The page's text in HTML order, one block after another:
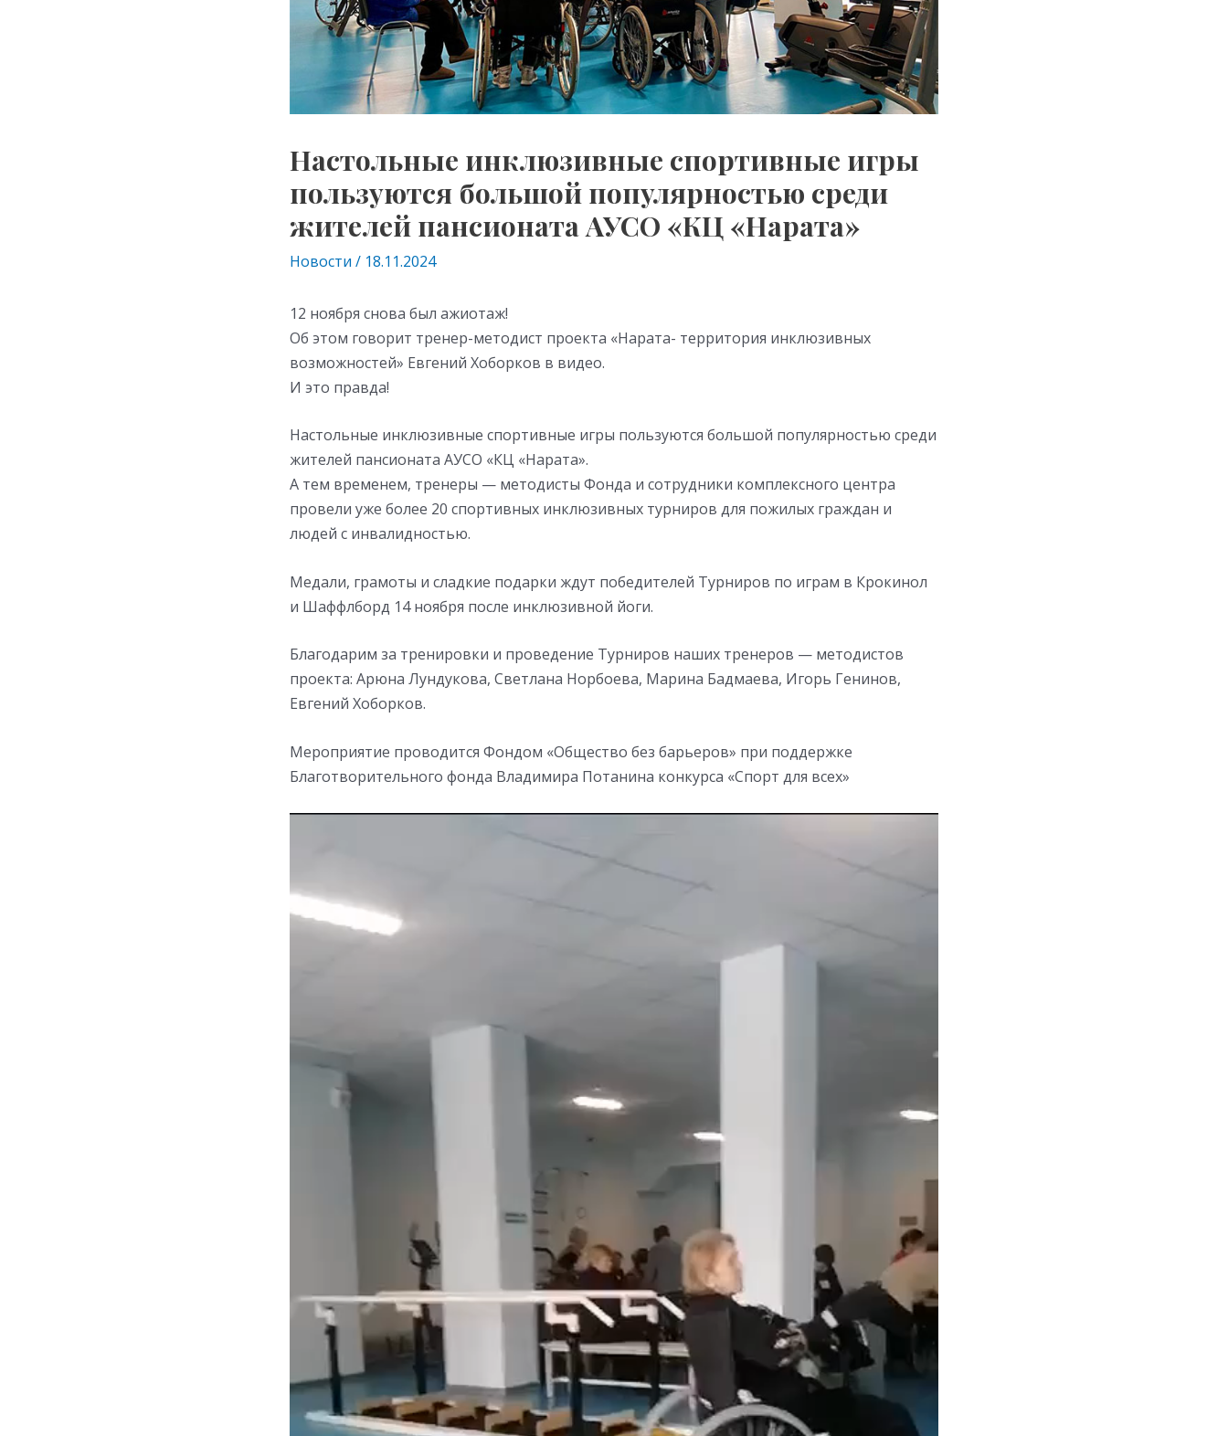
Настольные инклюзивные спортивные игры
пользуются большой популярностью среди
жителей пансионата АУСО «КЦ «Нарата»
Новости / 18.11.2024
12 ноября снова был ажиотаж!
Об этом говорит тренер-методист проекта «Нарата- территория инклюзивных
возможностей» Евгений Хоборков в видео.
И это правда!
Настольные инклюзивные спортивные игры пользуются большой популярностью среди
жителей пансионата АУСО «КЦ «Нарата».
А тем временем, тренеры — методисты Фонда и сотрудники комплексного центра
провели уже более 20 спортивных инклюзивных турниров для пожилых граждан и
людей с инвалидностью.
Медали, грамоты и сладкие подарки ждут победителей Турниров по играм в Крокинол
и Шаффлборд 14 ноября после инклюзивной йоги.
Благодарим за тренировки и проведение Турниров наших тренеров — методистов
проекта: Арюна Лундукова, Светлана Норбоева, Марина Бадмаева, Игорь Генинов,
Евгений Хоборков.
Мероприятие проводится Фондом «Общество без барьеров» при поддержке
Благотворительного фонда Владимира Потанина конкурса «Спорт для всех»